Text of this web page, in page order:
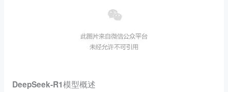
DeepSeek-R1模型概述